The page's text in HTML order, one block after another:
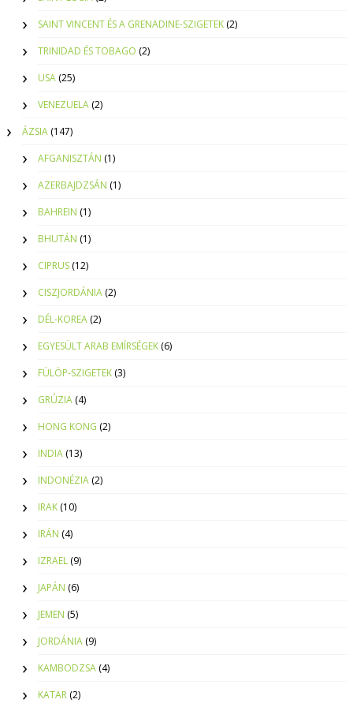
SAINT VINCENT ÉS A GRENADINE-SZIGETEK (2)
TRINIDAD ÉS TOBAGO (2)
USA (25)
VENEZUELA (2)
ÁZSIA (147)
AFGANISZTÁN (1)
AZERBAJDZSÁN (1)
BAHREIN (1)
BHUTÁN (1)
CIPRUS (12)
CISZJORDÁNIA (2)
DÉL-KOREA (2)
EGYESÜLT ARAB EMÍRSÉGEK (6)
FÜLÖP-SZIGETEK (3)
GRÚZIA (4)
HONG KONG (2)
INDIA (13)
INDONÉZIA (2)
IRAK (10)
IRÁN (4)
IZRAEL (9)
JAPÁN (6)
JEMEN (5)
JORDÁNIA (9)
KAMBODZSA (4)
KATAR (2)